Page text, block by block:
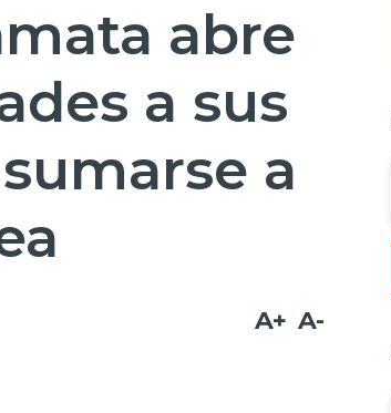
abre
a sus
a
A+ A-